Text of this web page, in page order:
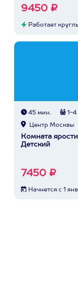
9450 ₽
Работает
45 мин. 1-4
Центр Москвы
Комната
Детский
7450 ₽
Начнется с 1